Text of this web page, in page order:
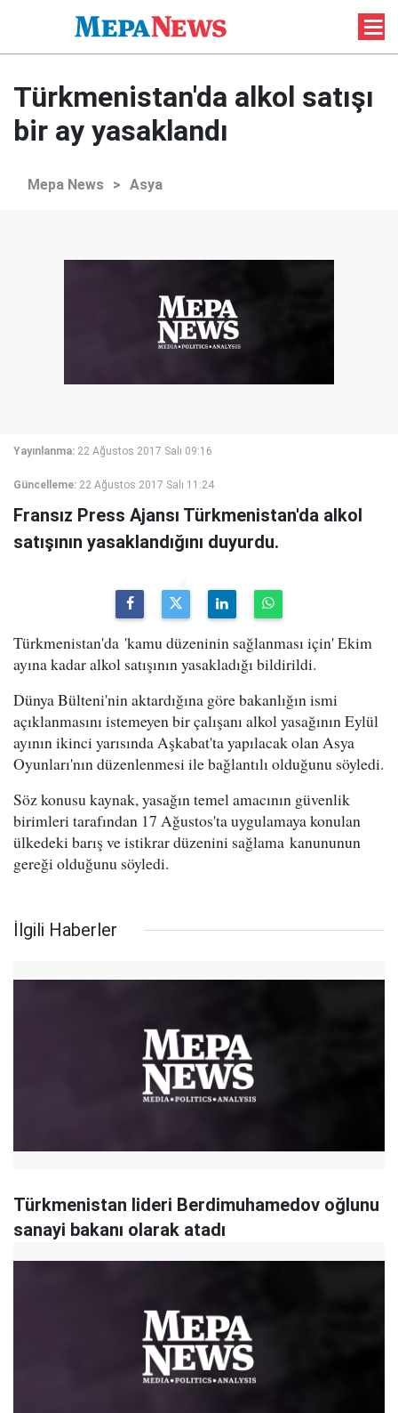
Türkmenistan'da alkol satışı
bir ay yasaklandı
Mepa News > Asya
Yayınlanma: 22 Ağustos 2017 Salı 09:16
Güncelleme: 22 Ağustos 2017 Salı 11:24
Fransız Press Ajansı Türkmenistan'da alkol
satışının yasaklandığını duyurdu.
Türkmenistan'da 'kamu düzeninin sağlanması için' Ekim
ayına kadar alkol satışının yasakladığı bildirildi.
Dünya Bülteni'nin aktardığına göre bakanlığın ismi
açıklanmasını istemeyen bir çalışanı alkol yasağının Eylül
ayının ikinci yarısında Aşkabat'ta yapılacak olan Asya
Oyunları'nın düzenlenmesi ile bağlantılı olduğunu söyledi.
Söz konusu kaynak, yasağın temel amacının güvenlik
birimleri tarafından 17 Ağustos'ta uygulamaya konulan
ülkedeki barış ve istikrar düzenini sağlama kanununun
gereği olduğunu söyledi.
İlgili Haberler
Türkmenistan lideri Berdimuhamedov oğlunu
sanayi bakanı olarak atadı